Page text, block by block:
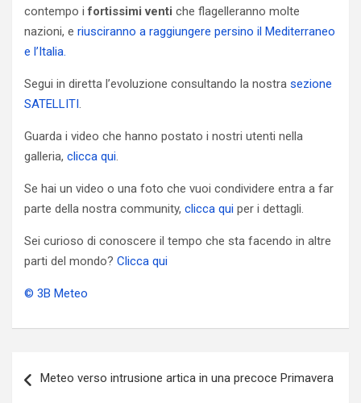
contempo ifortissimi venti che flagelleranno molte
nazioni, e riusciranno a raggiungere persino il Mediterraneo
e l’Italia.
Segui in diretta l’evoluzione consultando la nostra sezione
SATELLITI.
Guarda i video che hanno postato i nostri utenti nella
galleria, clicca qui.
Se hai un video o una foto che vuoi condividere entra a far
parte della nostra community, clicca qui per i dettagli.
Sei curioso di conoscere il tempo che sta facendo in altre
parti del mondo? Clicca qui
© 3B Meteo
articoli
Meteo verso intrusione artica in una precoce Primavera